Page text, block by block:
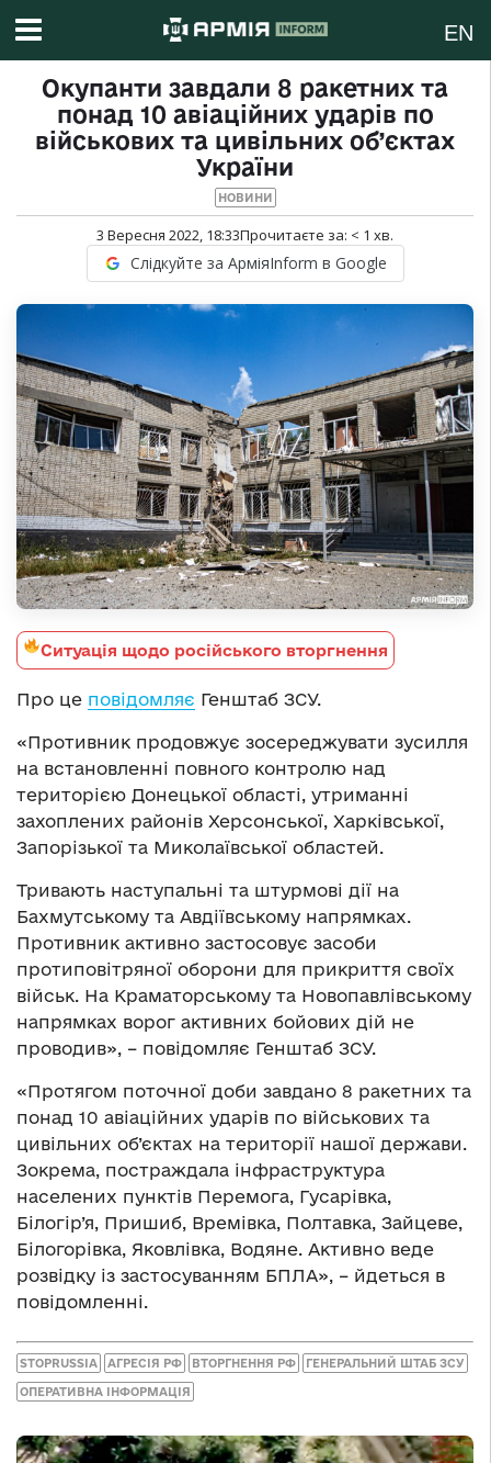
EN
Окупанти завдали 8 ракетних та
понад 10 авіаційних ударів по
військових та цивільних об’єктах
України
НОВИНИ
3 Вересня 2022, 18:33Прочитаєте за: < 1 хв.
Слідкуйте за АрміяInform в Google
Ситуація щодо російського вторгнення
Про це повідомляє Генштаб ЗСУ.
«Противник продовжує зосереджувати зусилля
на встановленні повного контролю над
територією Донецької області, утриманні
захоплених районів Херсонської, Харківської,
Запорізької та Миколаївської областей.
Тривають наступальні та штурмові дії на
Бахмутському та Авдіївському напрямках.
Противник активно застосовує засоби
протиповітряної оборони для прикриття своїх
військ. На Краматорському та Новопавлівському
напрямках ворог активних бойових дій не
проводив», – повідомляє Генштаб ЗСУ.
«Протягом поточної доби завдано 8 ракетних та
понад 10 авіаційних ударів по військових та
цивільних об’єктах на території нашої держави.
Зокрема, постраждала інфраструктура
населених пунктів Перемога, Гусарівка,
Білогір’я, Пришиб, Времівка, Полтавка, Зайцеве,
Білогорівка, Яковлівка, Водяне. Активно веде
розвідку із застосуванням БПЛА», – йдеться в
повідомленні.
STOPRUSSIA АГРЕСІЯ РФ ВТОРГНЕННЯ РФ ГЕНЕРАЛЬНИЙ ШТАБ ЗСУ
ОПЕРАТИВНА ІНФОРМАЦІЯ